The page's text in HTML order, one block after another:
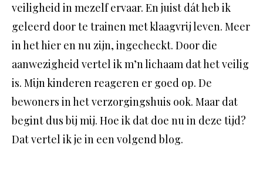
veiligheid in mezelf ervaar. En juist dát heb ik
geleerd door te trainen met klaagvrij leven. Meer
in het hier en nu zijn, ingecheckt. Door die
aanwezigheid vertel ik m’n lichaam dat het veilig
is. Mijn kinderen reageren er goed op. De
bewoners in het verzorgingshuis ook. Maar dat
begint dus bij mij. Hoe ik dat doe nu in deze tijd?
Dat vertel ik je in een volgend blog.